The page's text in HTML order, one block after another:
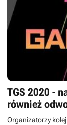
TGS 2020 -
również
Organizatorzy